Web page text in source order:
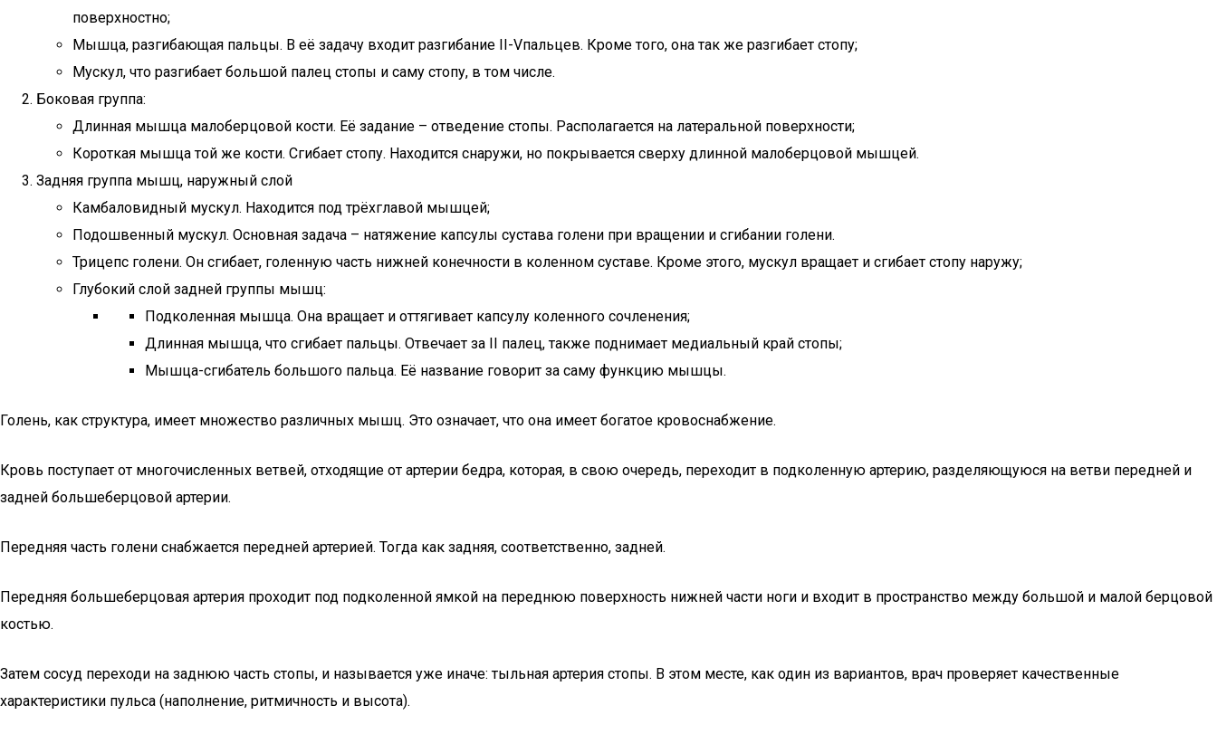
поверхностно;
Мышца, разгибающая пальцы. В её задачу входит разгибание II-Vпальцев. Кроме того, она так же разгибает стопу;
Мускул, что разгибает большой палец стопы и саму стопу, в том числе.
Боковая группа:
Длинная мышца малоберцовой кости. Её задание – отведение стопы. Располагается на латеральной поверхности;
Короткая мышца той же кости. Сгибает стопу. Находится снаружи, но покрывается сверху длинной малоберцовой мышцей.
Задняя группа мышц, наружный слой
Камбаловидный мускул. Находится под трёхглавой мышцей;
Подошвенный мускул. Основная задача – натяжение капсулы сустава голени при вращении и сгибании голени.
Трицепс голени. Он сгибает, голенную часть нижней конечности в коленном суставе. Кроме этого, мускул вращает и сгибает стопу наружу;
Глубокий слой задней группы мышц:
Подколенная мышца. Она вращает и оттягивает капсулу коленного сочленения;
Длинная мышца, что сгибает пальцы. Отвечает за II палец, также поднимает медиальный край стопы;
Мышца-сгибатель большого пальца. Её название говорит за саму функцию мышцы.
Голень, как структура, имеет множество различных мышц. Это означает, что она имеет богатое кровоснабжение.
Кровь поступает от многочисленных ветвей, отходящие от артерии бедра, которая, в свою очередь, переходит в подколенную артерию, разделяющуюся на ветви передней и
задней большеберцовой артерии.
Передняя часть голени снабжается передней артерией. Тогда как задняя, соответственно, задней.
Передняя большеберцовая артерия проходит под подколенной ямкой на переднюю поверхность нижней части ноги и входит в пространство между большой и малой берцовой
костью.
Затем сосуд переходи на заднюю часть стопы, и называется уже иначе: тыльная артерия стопы. В этом месте, как один из вариантов, врач проверяет качественные
характеристики пульса (наполнение, ритмичность и высота).